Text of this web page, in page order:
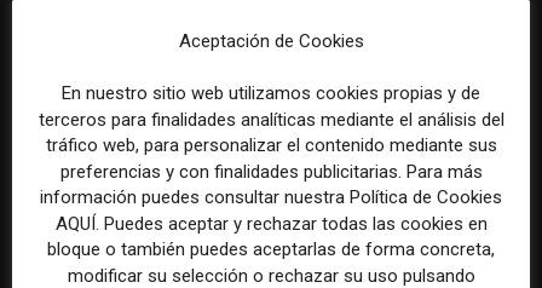
La Marea cierra 2025 con
superávit, pero su
cooperativa pierde 38.542
euros
El Premio Gabo 2026
reconoce cinco historias de
Brasil, España y El Salvador
sobre el poder, la memoria y
la violencia
Aceptación de Cookies
En nuestro sitio web utilizamos cookies propias y de
terceros para finalidades analíticas mediante el análisis del
tráfico web, para personalizar el contenido mediante sus
preferencias y con finalidades publicitarias. Para más
información puedes consultar nuestra Política de Cookies
AQUÍ. Puedes aceptar y rechazar todas las cookies en
bloque o también puedes aceptarlas de forma concreta,
modificar su selección o rechazar su uso pulsando